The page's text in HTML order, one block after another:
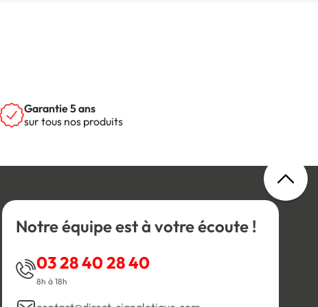
Garantie 5 ans
sur tous nos produits
Notre équipe est à votre écoute !
03 28 40 28 40
8h à 18h